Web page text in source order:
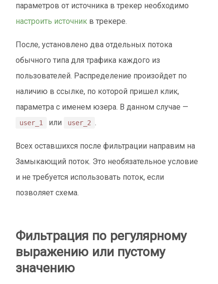
параметров от источника в трекер необходимо
настроить источник в трекере.
После, установлено два отдельных потока
обычного типа для трафика каждого из
пользователей. Распределение произойдет по
наличию в ссылке, по которой пришел клик,
параметра с именем юзера. В данном случае —
user_1 или user_2 .
Всех оставшихся после фильтрации направим на
Замыкающий поток. Это необязательное условие
и не требуется использовать поток, если
позволяет схема.
Фильтрация по регулярному
выражению или пустому
значению